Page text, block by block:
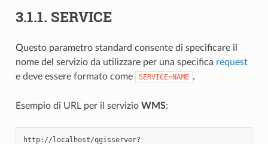
3.1.1. SERVICE
Questo parametro standard consente di specificare il
nome del servizio da utilizzare per una specifica request
e deve essere formato come
SERVICE=NAME .
Esempio di URL per il servizio WMS: